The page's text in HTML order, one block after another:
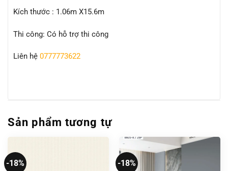
Kích thước : 1.06m X15.6m
Thi công: Có hỗ trợ thi công
Liên hệ 0777773622
Sản phẩm tương tự
-18% -18%